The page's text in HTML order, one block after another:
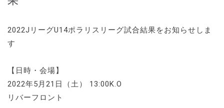
2022JリーグU14ポラリスリーグ試合結果をお知らせしま
す
【日時・会場】
2022年5月21日（土） 13:00K.O
リバーフロント